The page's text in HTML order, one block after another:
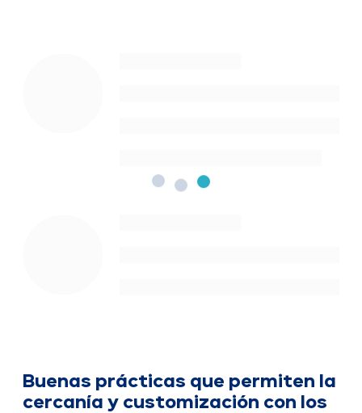
Buenas prácticas que permiten la
cercanía y customización con los